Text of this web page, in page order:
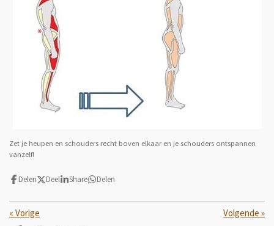
Zet je heupen en schouders recht boven elkaar en je schouders ontspannen
vanzelf!
Delen Deel Share Delen
« Vorige Volgende »